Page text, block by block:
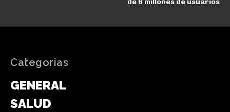
de 6 millones de usuarios
Categorias
GENERAL
SALUD